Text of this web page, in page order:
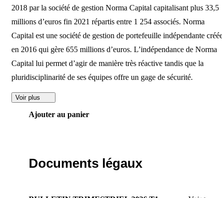
2018 par la société de gestion Norma Capital capitalisant plus 33,5
millions d’euros fin 2021 répartis entre 1 254 associés. Norma
Capital est une société de gestion de portefeuille indépendante
en 2016 qui gère 655 millions d’euros. L’indépendance de Norma
Capital lui permet d’agir de manière très réactive tandis que la
pluridisciplinarité de ses équipes offre un gage de sécurité.
Voir plus
Ajouter au panier
Documents légaux